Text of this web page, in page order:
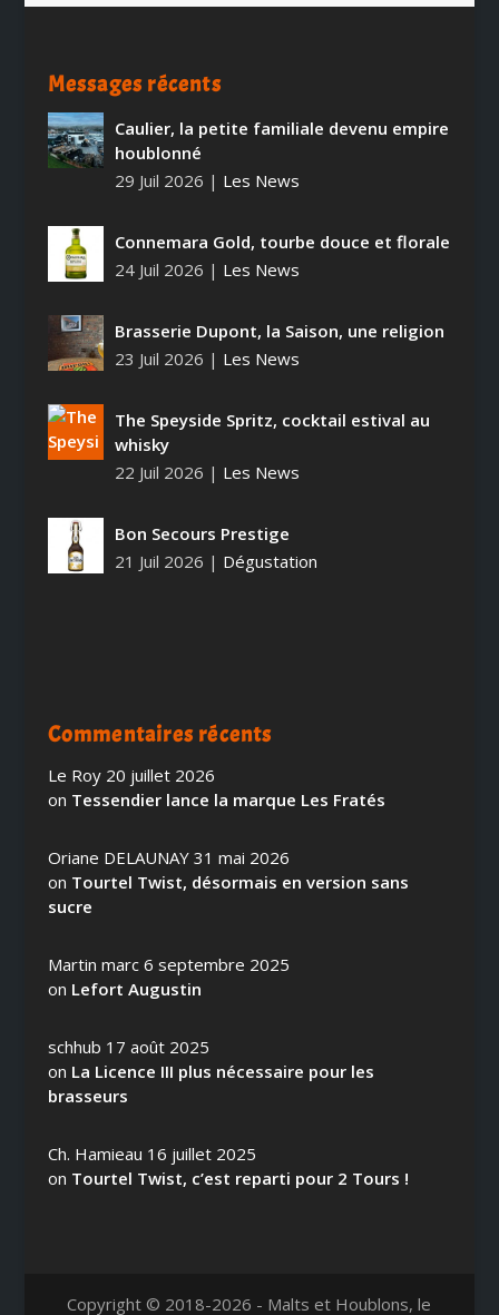
Messages récents
Caulier, la petite familiale devenu empire
houblonné
29 Juil 2026 | Les News
Connemara Gold, tourbe douce et florale
24 Juil 2026 | Les News
Brasserie Dupont, la Saison, une religion
23 Juil 2026 | Les News
The Speyside Spritz, cocktail estival au
whisky
22 Juil 2026 | Les News
Bon Secours Prestige
21 Juil 2026 | Dégustation
Commentaires récents
Le Roy 20 juillet 2026
on Tessendier lance la marque Les Fratés
Oriane DELAUNAY 31 mai 2026
on Tourtel Twist, désormais en version sans
sucre
Martin marc 6 septembre 2025
on Lefort Augustin
schhub 17 août 2025
on La Licence III plus nécessaire pour les
brasseurs
Ch. Hamieau 16 juillet 2025
on Tourtel Twist, c’est reparti pour 2 Tours !
Copyright © 2018-2026 - Malts et Houblons, le